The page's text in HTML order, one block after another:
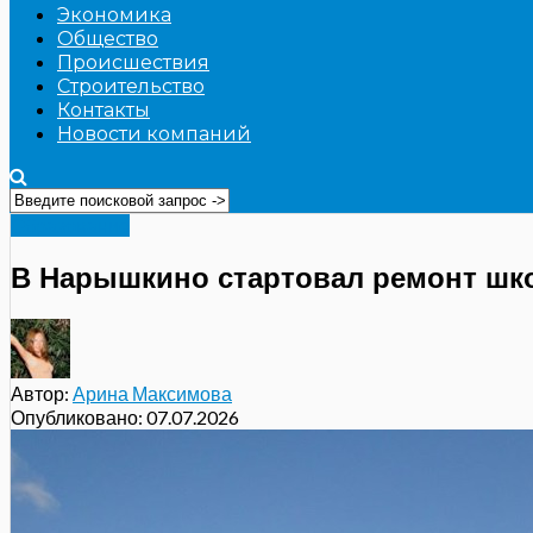
Экономика
Общество
Происшествия
Строительство
Контакты
Новости компаний
В Нарышкино стартовал ремонт
Автор: Арина Максимова
Опубликовано: 07.07.2026